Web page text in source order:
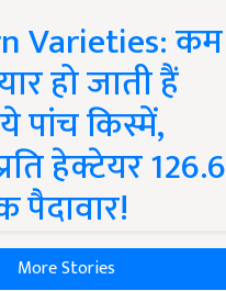
Varieties: कम
हो जाती हैं
पांच किस्में,
हेक्टेयर 126.6
More Stories